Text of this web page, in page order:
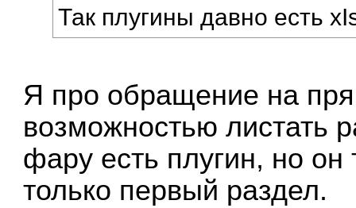
Так плугины давно есть
Я про обращение на
возможностью листать
фару есть плугин, но он
только первый раздел.